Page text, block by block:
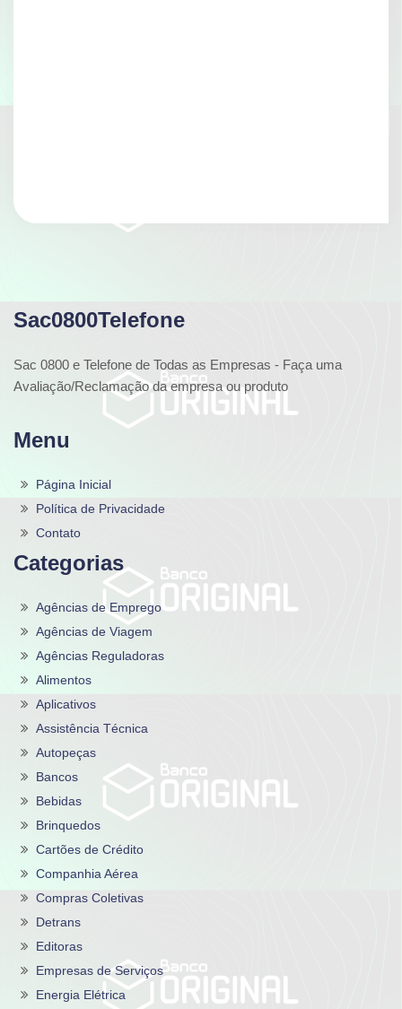
Sac0800Telefone
Sac 0800 e Telefone de Todas as Empresas - Faça uma
Avaliação/Reclamação da empresa ou produto
Menu
Página Inicial
Política de Privacidade
Contato
Categorias
Agências de Emprego
Agências de Viagem
Agências Reguladoras
Alimentos
Aplicativos
Assistência Técnica
Autopeças
Bancos
Bebidas
Brinquedos
Cartões de Crédito
Companhia Aérea
Compras Coletivas
Detrans
Editoras
Empresas de Serviços
Energia Elétrica